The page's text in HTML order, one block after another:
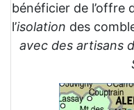
bénéficier de l’offre
l’isolation des
avec des artisans